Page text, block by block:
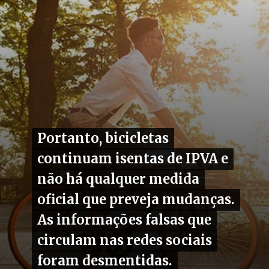
Portanto, bicicletas
continuam isentas de IPVA e
não há qualquer medida
oficial que preveja mudanças.
As informações falsas que
circulam nas redes sociais
foram desmentidas.
Portanto, bicicletas
continuam isentas de IPVA e
não há qualquer medida
oficial que preveja mudanças.
As informações falsas que
circulam nas redes sociais
foram desmentidas.